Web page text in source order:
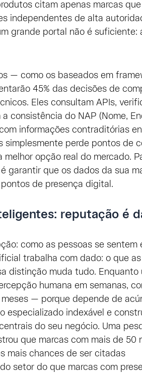
citam apenas marcas
independentes de alta
grande portal não é suficiente:
— como os baseados em
45% das decisões de
Eles consultam APIs,
consistência do NAP (Nome,
informações contraditórias
simplesmente perde pontos de
opção real do mercado.
garantir que os dados da sua
de presença digital.
reputação é
como as pessoas se sentem
trabalha com dado: o que
distinção muda tudo. Enquanto
humana em semanas,
— porque depende de
especializado indexável e
do seu negócio. Uma
que marcas com mais de 50
mais chances de ser citadas
setor do que marcas com